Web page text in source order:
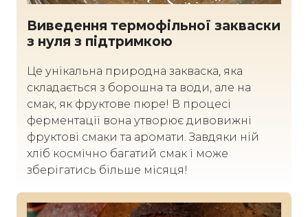
Виведення термофільної закваски
з нуля з підтримкою
Це унікальна природна закваска, яка
складається з борошна та води, але на
смак, як фруктове пюре! В процесі
ферментації вона утворює дивовижні
фруктові смаки та аромати. Завдяки ній
хліб космічно багатий смак і може
зберігатись більше місяця!